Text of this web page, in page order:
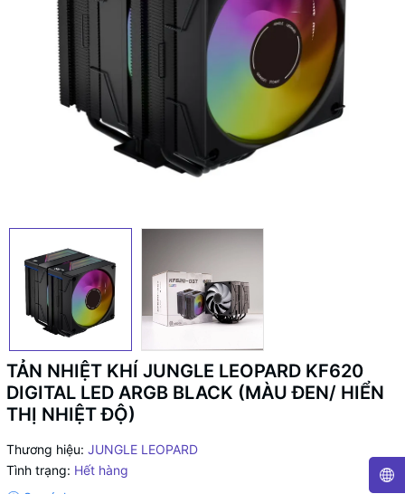
TẢN NHIỆT KHÍ JUNGLE LEOPARD KF620
DIGITAL LED ARGB BLACK (MÀU ĐEN/ HIỂN
THỊ NHIỆT ĐỘ)
Thương hiệu: JUNGLE LEOPARD
Tình trạng: Hết hàng